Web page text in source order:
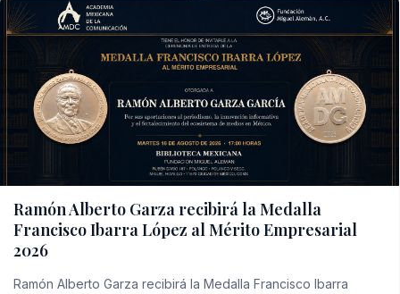
Ramón Alberto Garza recibirá la Medalla
Francisco Ibarra López al Mérito Empresarial
2026
Ramón Alberto Garza recibirá la Medalla Francisco Ibarra